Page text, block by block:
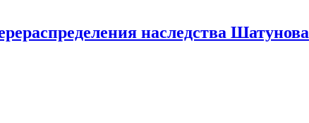
наследства Шатунова